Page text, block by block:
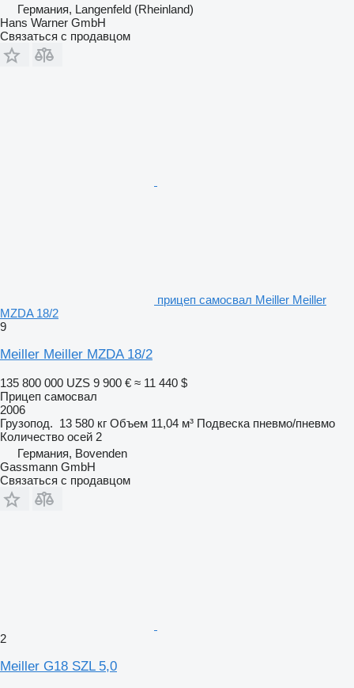
Германия, Langenfeld (Rheinland)
Hans Warner GmbH
Связаться с продавцом
прицеп самосвал Meiller Meiller
MZDA 18/2
9
Meiller Meiller MZDA 18/2
135 800 000 UZS 9 900 € ≈ 11 440 $
Прицеп самосвал
2006
Грузопод. 13 580 кг Объем 11,04 м³ Подвеска пневмо/пневмо
Количество осей 2
Германия, Bovenden
Gassmann GmbH
Связаться с продавцом
2
Meiller G18 SZL 5,0